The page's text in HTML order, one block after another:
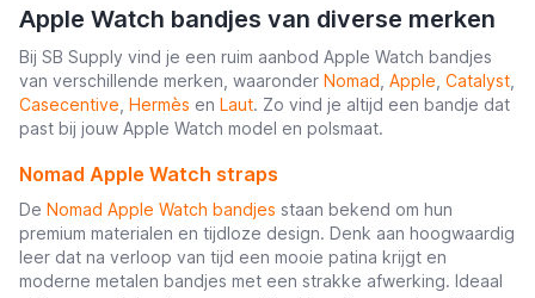
Apple Watch bandjes van diverse merken
Bij SB Supply vind je een ruim aanbod Apple Watch bandjes
van verschillende merken, waaronder Nomad Apple Catalyst
Casecentive Hermès en Laut. Zo vind je altijd een bandje dat
past bij jouw Apple Watch model en polsmaat.
Nomad Apple Watch straps
De Nomad Apple Watch bandjes staan bekend om hun
premium materialen en tijdloze design. Denk aan hoogwaardig
leer dat na verloop van tijd een mooie patina krijgt en
moderne metalen bandjes met een strakke afwerking. Ideaal